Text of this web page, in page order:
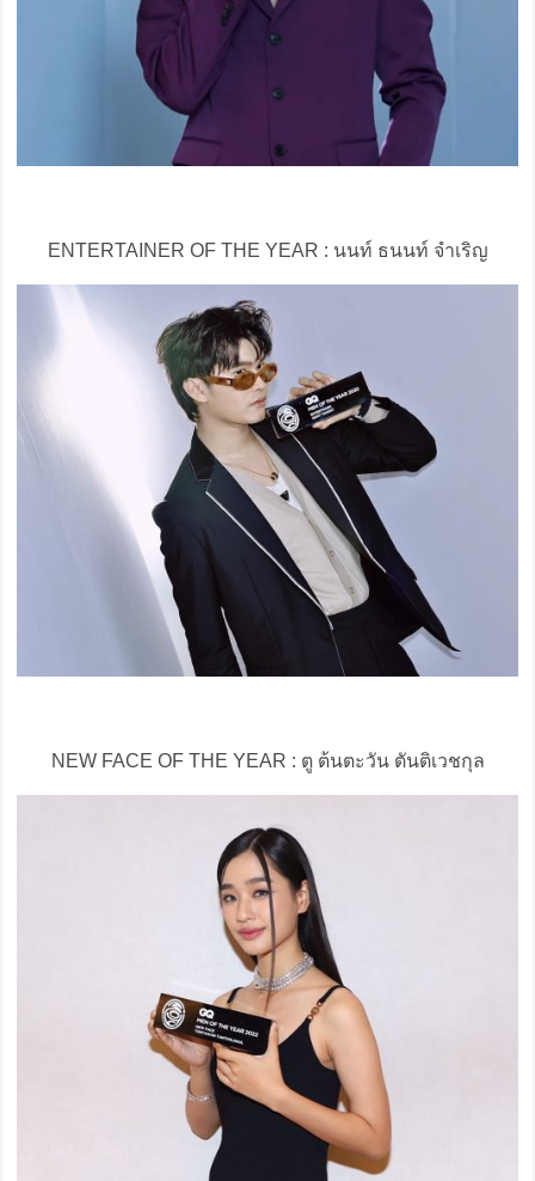
ENTERTAINER OF THE YEAR : นนท์ ธนนท์ จำเริญ
NEW FACE OF THE YEAR : ตู ต้นตะวัน ตันติเวชกุล